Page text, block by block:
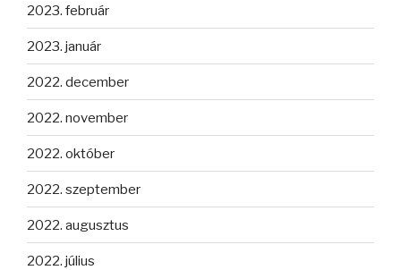
2023. február
2023. január
2022. december
2022. november
2022. október
2022. szeptember
2022. augusztus
2022. július